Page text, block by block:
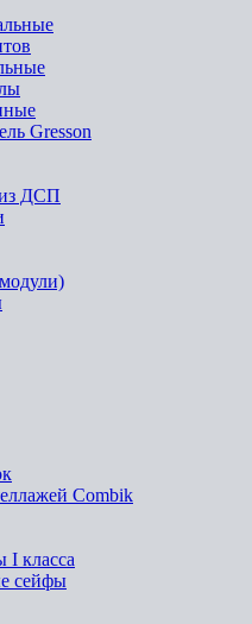
Gresson
ДСП
Combik
I класса
сейфы